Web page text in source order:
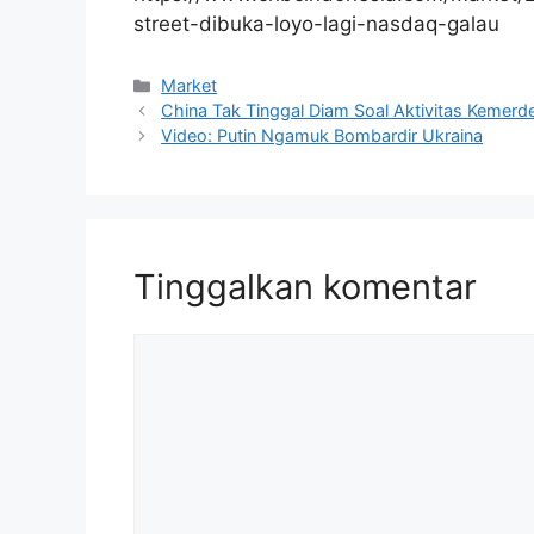
street-dibuka-loyo-lagi-nasdaq-galau
Kategori
Market
China Tak Tinggal Diam Soal Aktivitas
Video: Putin Ngamuk Bombardir Ukraina
Tinggalkan komentar